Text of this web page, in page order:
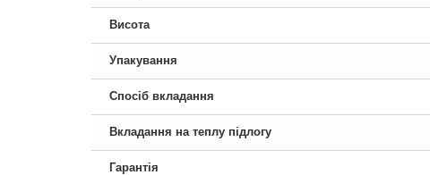
Висота
Упакування
Спосіб вкладання
Вкладання на теплу підлогу
Гарантія